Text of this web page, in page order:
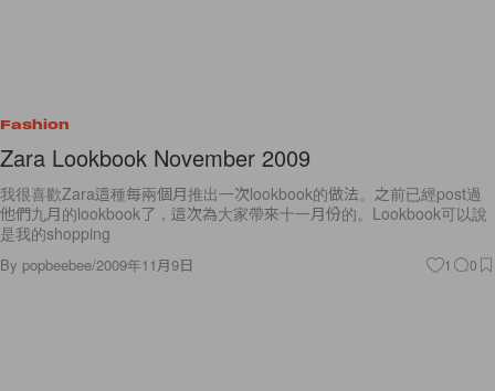
Fashion
Zara Lookbook November 2009
我很喜歡Zara這種每兩個月推出一次lookbook的做法。之前已經post過
他們九月的lookbook了，這次為大家帶來十一月份的。Lookbook可以說
是我的shopping
By popbeebee/2009年11月9日 1 0